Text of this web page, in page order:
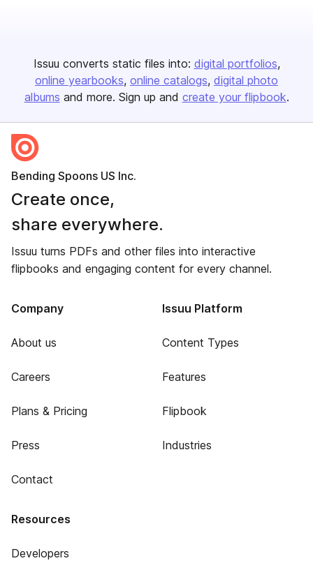
Issuu converts static files into: digital portfolios
online yearbooks online catalogs digital photo
albums and more. Sign up and create your flipbook.
Bending Spoons US Inc.
Create once,
share everywhere.
Issuu turns PDFs and other files into interactive
flipbooks and engaging content for every channel.
Company
About us
Careers
Plans & Pricing
Press
Contact
Issuu Platform
Content Types
Features
Flipbook
Industries
Resources
Developers